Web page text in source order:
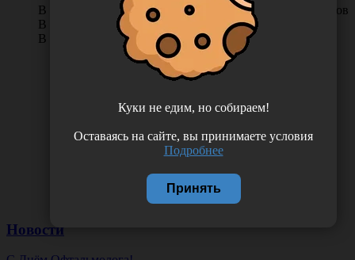
0 отзывов
В КОРЗИНУ
В наличии во Владивостоке 31 упак.
В наличии в Хабаровске 9 упак.
Новости
Куки не едим, но собираем!
Оставаясь на сайте, вы принимаете условия
Подробнее
Принять